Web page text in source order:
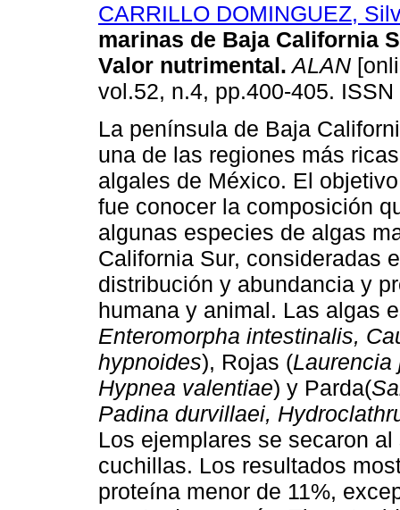
CARRILLO DOMINGUEZ,
marinas de Baja California
Valor nutrimental. ALAN
vol.52, n.4, pp.400-405.
La península de Baja
una de las regiones más
algales de México. El
fue conocer la composición
algunas especies de algas
California Sur, consideradas
distribución y abundancia y
humana y animal. Las algas
Enteromorpha intestinalis,
hypnoides), Rojas (Laurencia
Hypnea valentiae) y Parda(
Padina durvillaei,
Los ejemplares se secaron
cuchillas. Los resultados
proteína menor de 11%,